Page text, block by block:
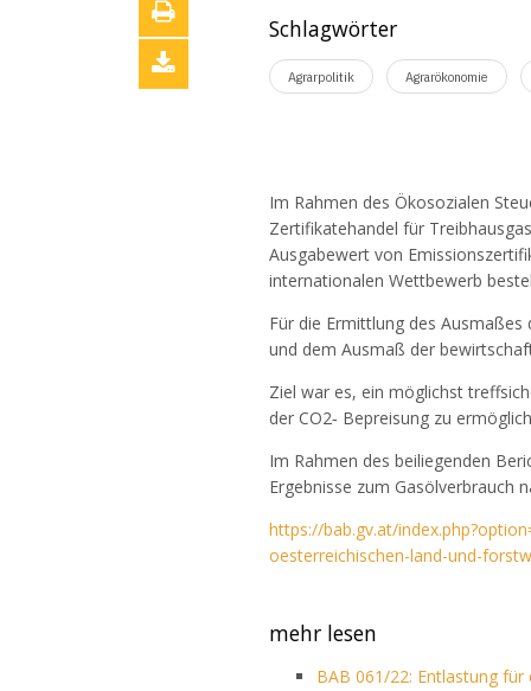
Schlagwörter
Agrarpolitik Agrarökonomie
Im Rahmen des Ökosozialen
Zertifikatehandel für
Ausgabewert von
internationalen Wettbewerb
Für die Ermittlung des
und dem Ausmaß der
Ziel war es, ein möglichst
der CO2‐ Bepreisung zu
Im Rahmen des beiliegenden
Ergebnisse zum Gasölverbrauch
https://bab.gv.at/
oesterreichischen-land-und-
mehr lesen
BAB 061/22: Entlastung